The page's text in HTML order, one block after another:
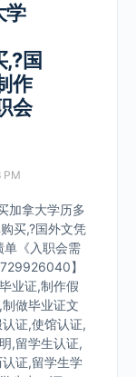
学
国
作
会
PM
加拿大学历多
买,?国外文凭
单《入职会需
】
业证,制作假
做毕业证文
证,使馆认证,
,留学生认证,
证,留学生学